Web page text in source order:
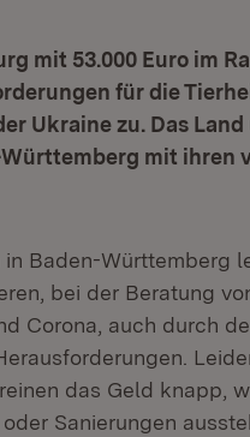
mit 53.000 Euro im
für die
Ukraine zu. Das
mit ihren
in Baden-Württemberg
bei der Beratung
Corona, auch durch
das Geld knapp,
Sanierungen